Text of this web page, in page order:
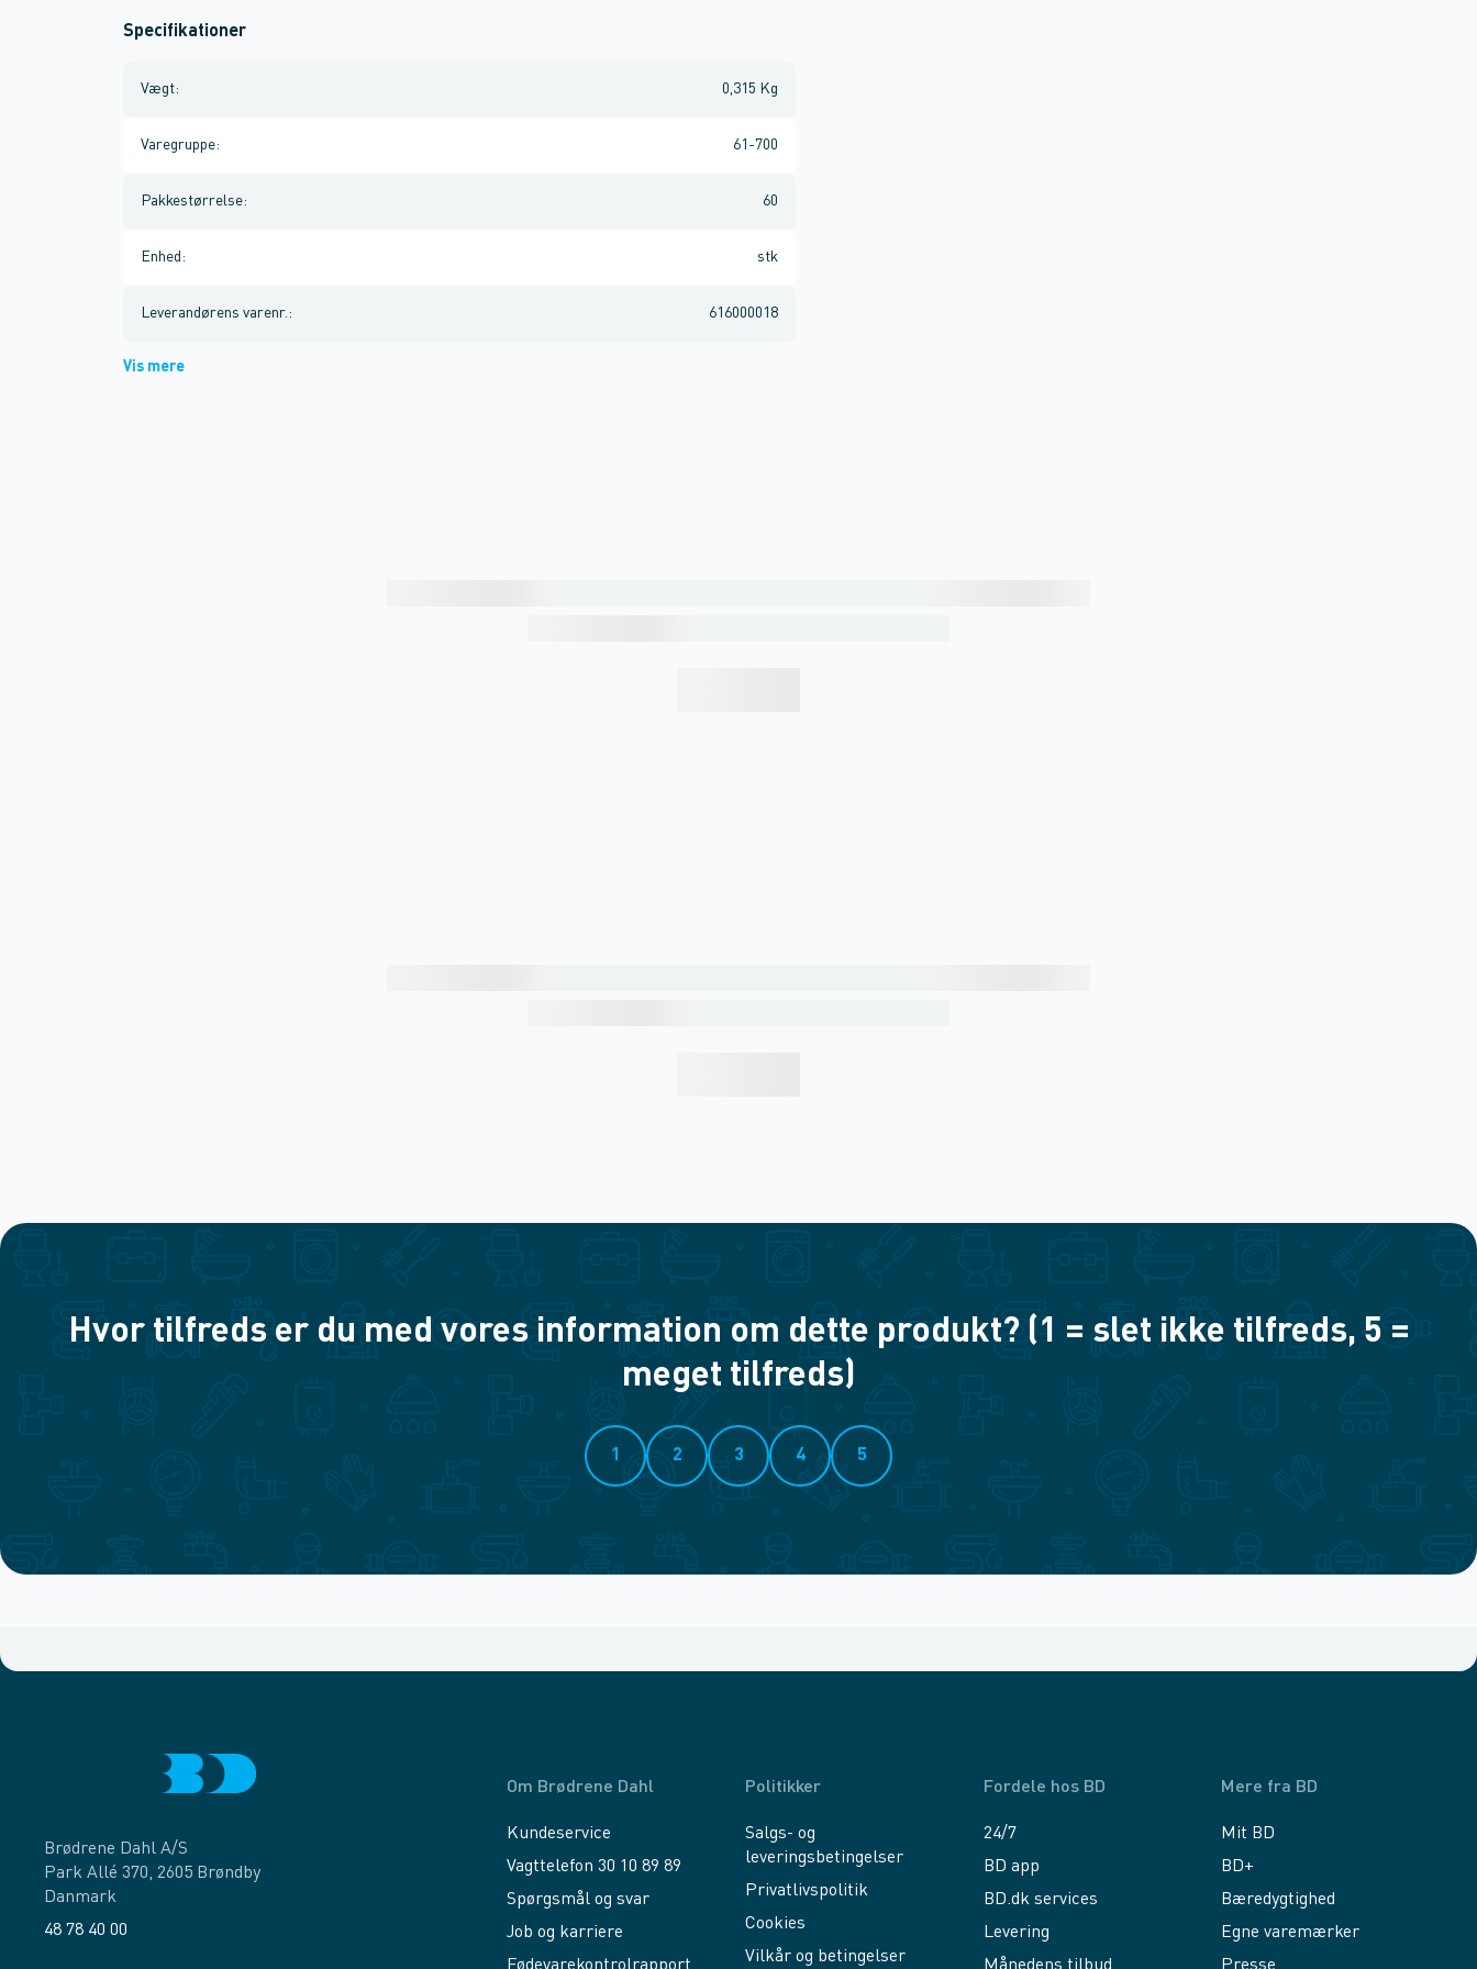
Specifikationer
Vægt: 0,315 Kg
Varegruppe: 61-700
Pakkestørrelse: 60
Enhed : stk
Leverandørens varenr. : 616000018
Vis mere
Hvor tilfreds er du med vores information om dette produkt? (1 = slet ikke tilfreds, 5 =
meget tilfreds)
1 2 3 4 5
Brødrene Dahl A/S
Park Allé 370, 2605 Brøndby
Danmark
48 78 40 00
Om Brødrene Dahl
Kundeservice
Vagttelefon 30 10 89 89
Spørgsmål og svar
Job og karriere
Politikker
Salgs- og
leveringsbetingelser
Privatlivspolitik
Cookies
Vilkår og betingelser
Fordele hos BD
24/7
BD app
BD.dk services
Levering
Mere fra BD
Mit BD
BD+
Bæredygtighed
Egne varemærker